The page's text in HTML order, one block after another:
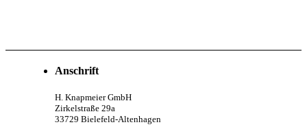
Anschrift
H. Knapmeier GmbH
Zirkelstraße 29a
33729 Bielefeld-Altenhagen